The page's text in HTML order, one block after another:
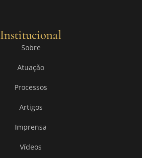
Institucional
Sobre
Atuação
Processos
Artigos
Imprensa
Vídeos